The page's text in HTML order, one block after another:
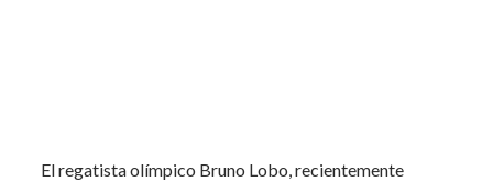
El regatista olímpico Bruno Lobo, recientemente